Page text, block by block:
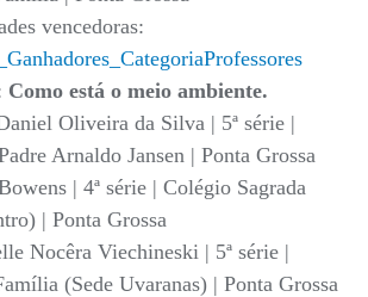
vencedoras:
Como está o meio ambiente.
Oliveira da Silva | 5ª série |
Arnaldo Jansen | Ponta Grossa
| 4ª série | Colégio Sagrada
| Ponta Grossa
Nocêra Viechineski | 5ª série |
(Sede Uvaranas) | Ponta Grossa